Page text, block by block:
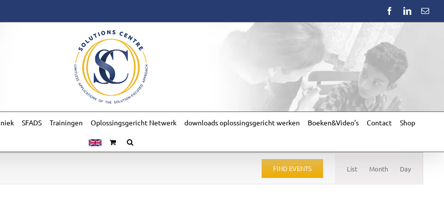
FacebookLinkedIn
SFADS Trainingen Oplossingsgericht Netwerk downloads oplossingsgericht werken Boeken&Video’s Contact Shop
FIND EVENTS
Views
List Month Day